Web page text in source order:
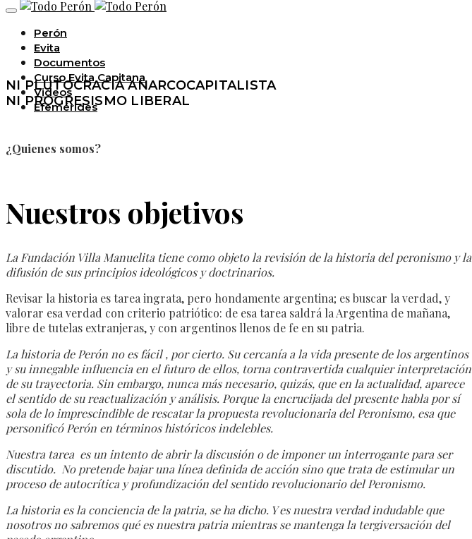
Perón
Evita
Documentos
Curso Evita Capitana
Videos
Efemérides
NI PLUTOCRACIA ANARCOCAPITALISTA
NI PROGRESISMO LIBERAL
¿Quienes somos?
Nuestros objetivos
La Fundación Villa Manuelita tiene como objeto la revisión de la historia del peronismo y la
difusión de sus principios ideológicos y doctrinarios.
Revisar la historia es tarea ingrata, pero hondamente argentina; es buscar la verdad, y
valorar esa verdad con criterio patriótico: de esa tarea saldrá la Argentina de mañana,
libre de tutelas extranjeras, y con argentinos llenos de fe en su patria.
La historia de Perón no es fácil , por cierto. Su cercanía a la vida presente de los argentinos
y su innegable influencia en el futuro de ellos, torna contravertida cualquier interpretación
de su trayectoria. Sin embargo, nunca más necesario, quizás, que en la actualidad, aparece
el sentido de su reactualización y análisis. Porque la encrucijada del presente habla por sí
sola de lo imprescindible de rescatar la propuesta revolucionaria del Peronismo, esa que
personificó Perón en términos históricos indelebles.
Nuestra tarea es un intento de abrir la discusión o de imponer un interrogante para ser
discutido. No pretende bajar una línea definida de acción sino que trata de estimular un
proceso de autocrítica y profundización del sentido revolucionario del Peronismo.
La historia es la conciencia de la patria, se ha dicho. Y es nuestra verdad indudable que
nosotros no sabremos qué es nuestra patria mientras se mantenga la tergiversación del